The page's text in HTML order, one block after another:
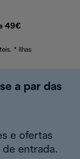
49€
* ilhas
a par das
e ofertas
de entrada.